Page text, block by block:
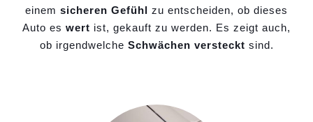
einem sicheren Gefühl zu entscheiden, ob dieses
Auto es wert ist, gekauft zu werden. Es zeigt auch,
ob irgendwelche Schwächen versteckt sind.